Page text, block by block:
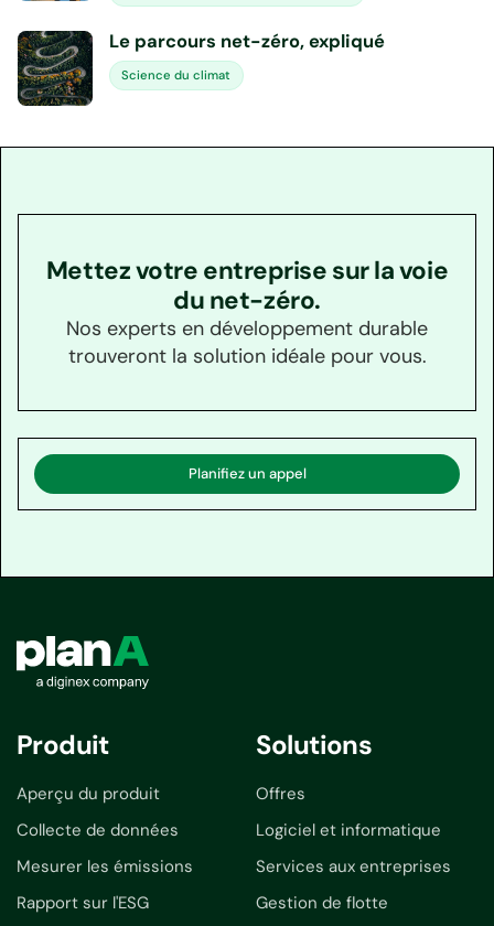
Le parcours net-zéro, expliqué
Science du climat
Mettez votre entreprise sur la voie
du net-zéro.
Nos experts en développement durable
trouveront la solution idéale pour vous.
Planifiez un appel
Produit
Aperçu du produit
Collecte de données
Mesurer les émissions
Rapport sur l'ESG
Solutions
Offres
Logiciel et informatique
Services aux entreprises
Gestion de flotte